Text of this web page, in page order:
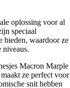
oplossing voor al
speciaal
bieden, waardoor ze
niveaus.
Macron Marple
ze perfect voor
snit hebben